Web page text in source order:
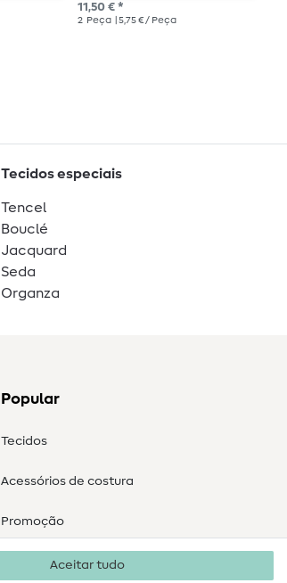
11,50 € *
2 Peça | 5,75 € / Peça
Tecidos especiais
Tencel
Bouclé
Jacquard
Seda
Organza
Popular
Tecidos
Acessórios de costura
Promoção
Aceitar tudo